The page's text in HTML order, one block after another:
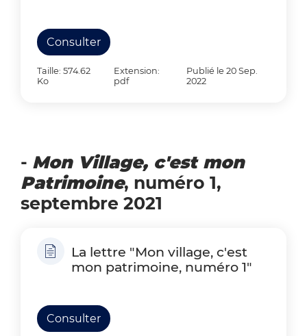
Consulter
Taille: 574.62
Ko
Extension:
pdf
Publié le 20 Sep.
2022
- Mon Village, c'est mon
Patrimoine, numéro 1,
septembre 2021
La lettre "Mon village, c'est
mon patrimoine, numéro 1"
Consulter